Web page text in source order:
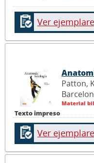
Ver
Texto impreso
Patton,
Material
Ver